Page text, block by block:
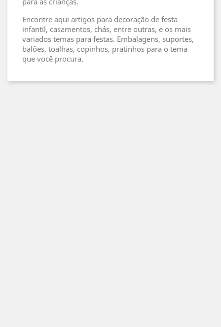
Encontre aqui artigos para decoração de festa
infantil, casamentos, chás, entre outras, e os mais
variados temas para festas. Embalagens, suportes,
balões, toalhas, copinhos, pratinhos para o tema
que você procura.